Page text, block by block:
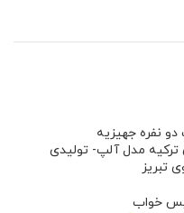
مدل آلپ- تولیدی
تبریز
خواب